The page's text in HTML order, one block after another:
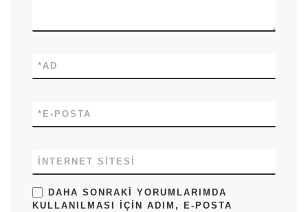
AD
*
E-POSTA
*
İNTERNET SITESI
DAHA SONRAKI YORUMLARIMDA
KULLANILMASI IÇIN ADIM, E-POSTA